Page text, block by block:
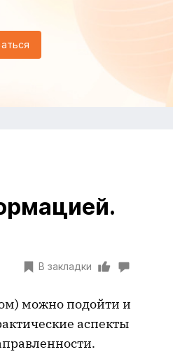
В закладки
можно подойти и
аспекты